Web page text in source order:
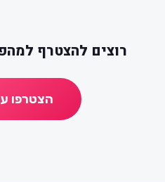
רוצים להצטרף
הצטרפו